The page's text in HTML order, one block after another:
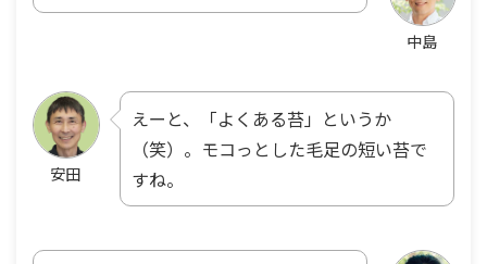
中島
安田
えーと、「よくある苔」というか
（笑）。モコっとした毛足の短い苔で
すね。